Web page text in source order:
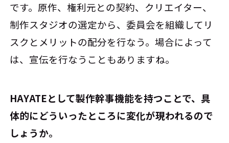
です。原作、権利元との契約、クリエイター、
制作スタジオの選定から、委員会を組織してリ
スクとメリットの配分を行なう。場合によって
は、宣伝を行なうこともありますね。
――HAYATEとして製作幹事機能を持つことで、具
体的にどういったところに変化が現われるので
しょうか。